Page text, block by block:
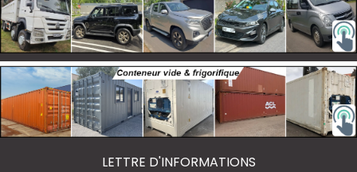
LETTRE D'INFORMATIONS